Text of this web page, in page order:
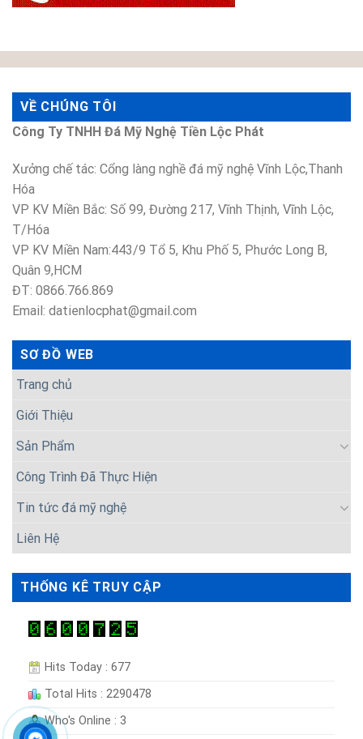
VỀ CHÚNG TÔI
Công Ty TNHH Đá Mỹ Nghệ Tiền Lộc Phát
Xưởng chế tác: Cổng làng nghề đá mỹ nghệ Vĩnh Lộc,Thanh
Hóa
VP KV Miền Bắc: Số 99, Đường 217, Vĩnh Thịnh, Vĩnh Lộc,
T/Hóa
VP KV Miền Nam:443/9 Tổ 5, Khu Phố 5, Phước Long B,
Quân 9,HCM
ĐT: 0866.766.869
Email: datienlocphat@gmail.com
SƠ ĐỒ WEB
Trang chủ
Giới Thiệu
Sản Phẩm
Công Trình Đã Thực Hiện
Tin tức đá mỹ nghệ
Liên Hệ
THỐNG KÊ TRUY CẬP
Hits Today : 677
Total Hits : 2290478
Who's Online : 3